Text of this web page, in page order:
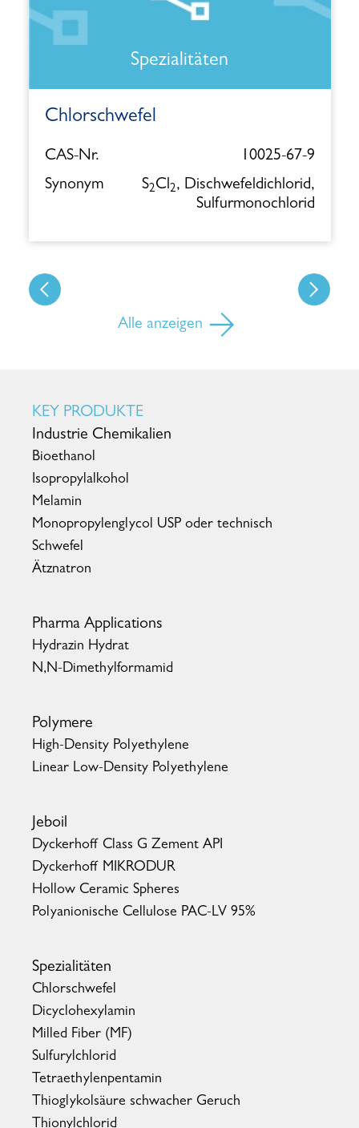
Spezialitäten
Chlorschwefel
CAS-Nr.
10025-67-9
Synonym
S2Cl2, Dischwefeldichlorid,
Sulfurmonochlorid
Alle anzeigen
KEY PRODUKTE
Industrie Chemikalien
Bioethanol
Isopropylalkohol
Melamin
Monopropylenglycol USP oder technisch
Schwefel
Ätznatron
Pharma Applications
Hydrazin Hydrat
N,N-Dimethylformamid
Polymere
High-Density Polyethylene
Linear Low-Density Polyethylene
Jeboil
Dyckerhoff Class G Zement API
Dyckerhoff MIKRODUR
Hollow Ceramic Spheres
Polyanionische Cellulose PAC-LV 95%
Spezialitäten
Chlorschwefel
Dicyclohexylamin
Milled Fiber (MF)
Sulfurylchlorid
Tetraethylenpentamin
Thioglykolsäure schwacher Geruch
Thionylchlorid